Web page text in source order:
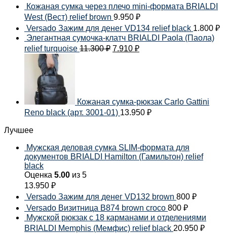
Кожаная сумка через плечо mini-формата BRIALDI
West (Вест) relief brown 9.950 ₽
Versado Зажим для денег VD134 relief black 1.800 ₽
Элегантная сумочка-клатч BRIALDI Paola (Паола)
relief turquoise 11.300₽ 7.910 ₽
Кожаная сумка-рюкзак Carlo Gattini
Reno black (арт. 3001-01) 13.950 ₽
Лучшее
Мужская деловая сумка SLIM-формата для
документов BRIALDI Hamilton (Гамильтон) relief
black
Оценка 5.00 из 5
13.950 ₽
Versado Зажим для денег VD132 brown 800 ₽
Versado Визитница B874 brown croco 800 ₽
Мужской рюкзак с 18 карманами и отделениями
BRIALDI Memphis (Мемфис) relief black 20.950 ₽